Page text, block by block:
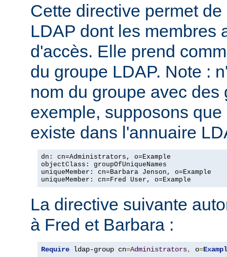
Cette directive permet
LDAP dont les membres
d'accès. Elle prend
du groupe LDAP. Note :
nom du groupe avec des
exemple, supposons
existe dans l'annuaire
dn: cn=Administrators, o=Example
objectClass: groupOfUniqueNames
uniqueMember: cn=Barbara Jenson, o=Example
uniqueMember: cn=Fred User, o=Example
La directive suivante
à Fred et Barbara :
Require ldap-group cn=Administrators, o=